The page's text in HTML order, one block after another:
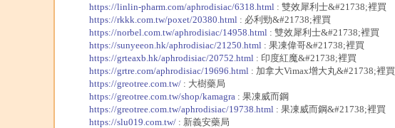
https://linlin-pharm.com/aphrodisiac/6318.html : 雙效犀利士&#21738;裡買
https://rkkk.com.tw/poxet/20380.html : 必利勁&#21738;裡買
https://norbel.com.tw/aphrodisiac/14958.html : 雙效犀利士&#21738;裡買
https://sunyeeon.hk/aphrodisiac/21250.html : 果凍偉哥&#21738;裡買
https://grteaxb.hk/aphrodisiac/20752.html : 印度紅魔&#21738;裡買
https://grtre.com/aphrodisiac/19696.html : 加拿大Vimax增大丸&#21738;裡買
https://greotree.com.tw/: 大樹藥局
https://greotree.com.tw/shop/kamagra : 果凍威而鋼
https://greotree.com.tw/aphrodisiac/19738.html : 果凍威而鋼&#21738;裡買
https://slu019.com.tw/: 新義安藥局